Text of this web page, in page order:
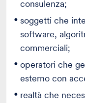
consulenza;
soggetti che
software,
commerciali;
operatori che
esterno con
realtà che